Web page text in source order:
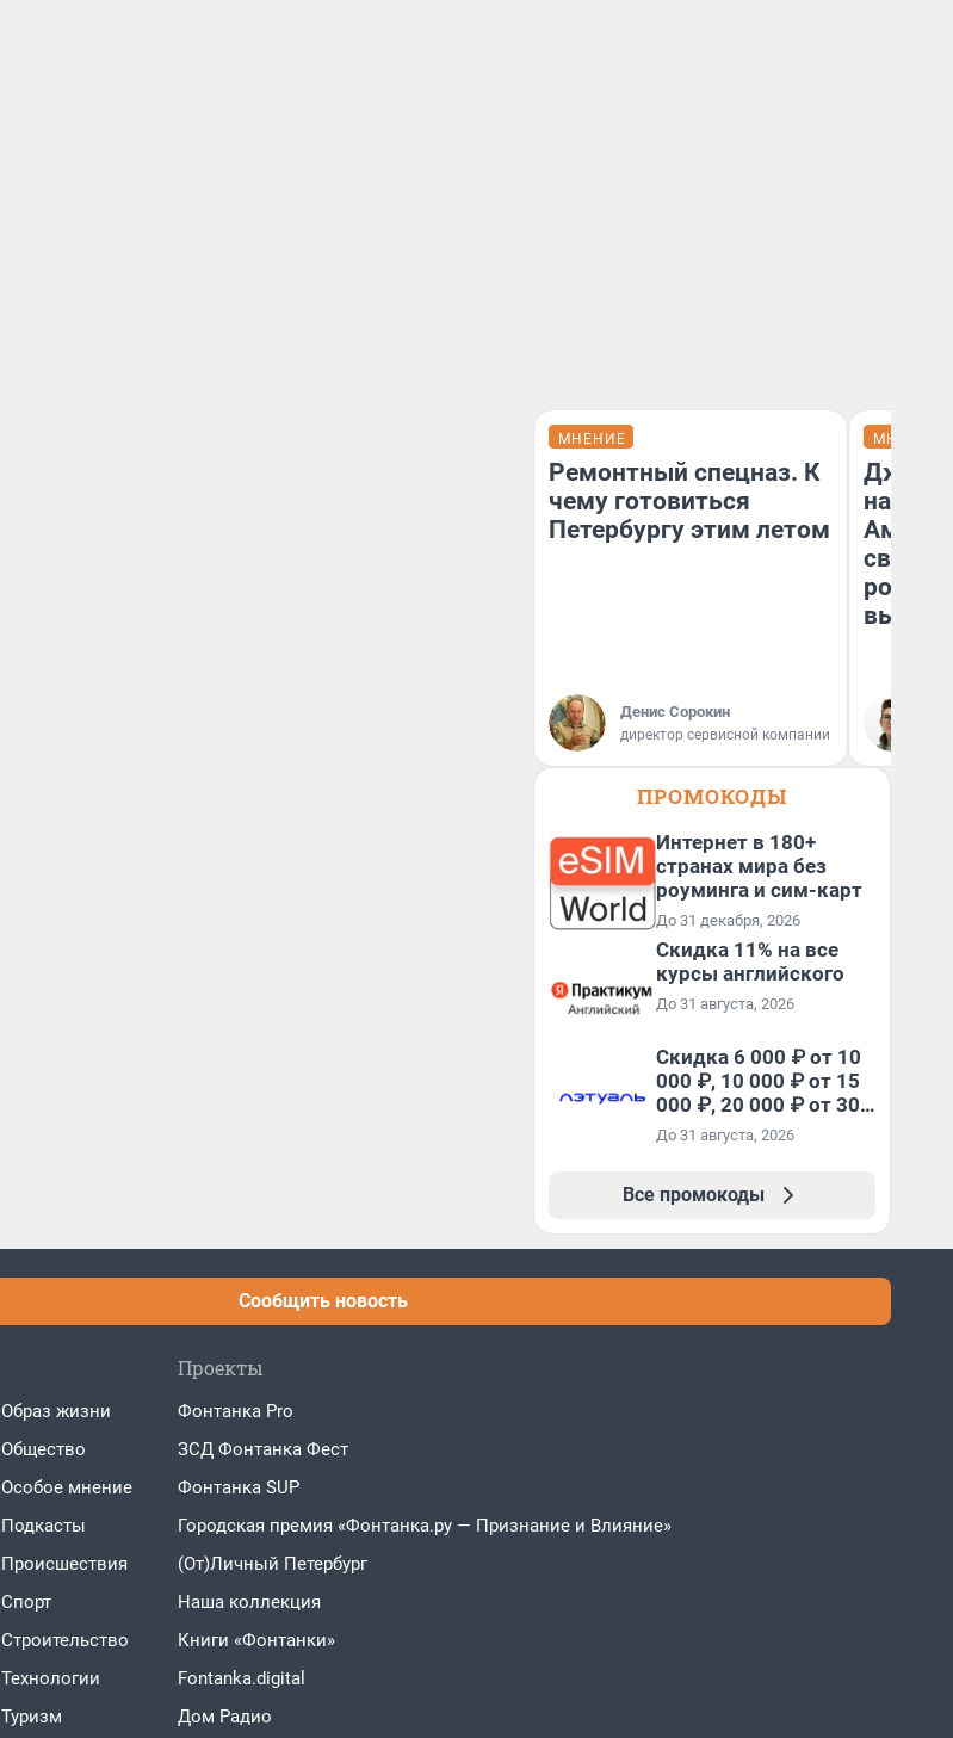
МНЕНИЕ
Ремонтный спецназ. К
чему готовиться
Петербургу этим летом
Денис Сорокин
директор сервисной компании
МНЕНИЕ
наша
свой
вышло
ПРОМОКОДЫ
Интернет в 180+
странах мира без
роуминга и сим-карт
До 31 декабря, 2026
Скидка 11% на все
курсы английского
До 31 августа, 2026
Скидка 6 000 ₽ от 10
000 ₽, 10 000 ₽ от 15
000 ₽, 20 000 ₽ от 30
000 ₽ и 35 000 ₽ от 50
промокоду НАБЕРИ
До 31 августа, 2026
Все промокоды
Сообщить новость
Образ жизни
Общество
Особое мнение
Подкасты
Проиcшествия
Спорт
Строительство
Технологии
Туризм
Проекты
Фонтанка Pro
ЗСД Фонтанка Фест
Фонтанка SUP
Городская премия «Фонтанка.ру — Признание и Влияние»
(От)Личный Петербург
Наша коллекция
Книги «Фонтанки»
Fontanka.digital
Дом Радио